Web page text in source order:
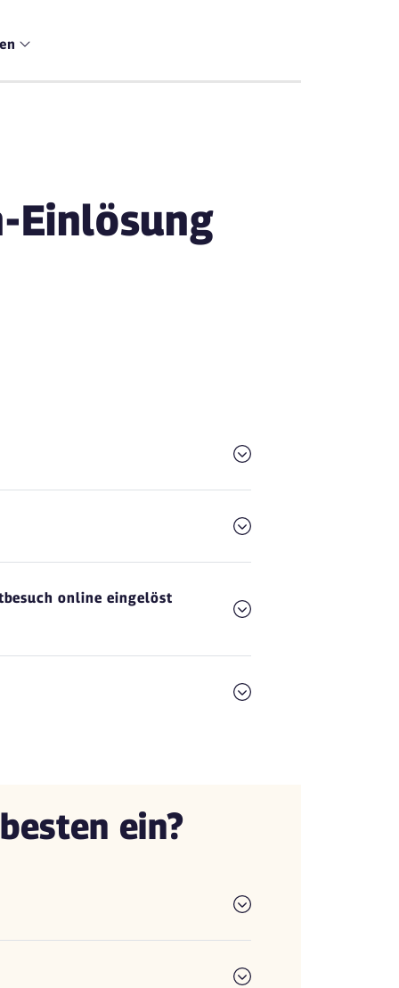
Einlösung
online eingelöst
ein?